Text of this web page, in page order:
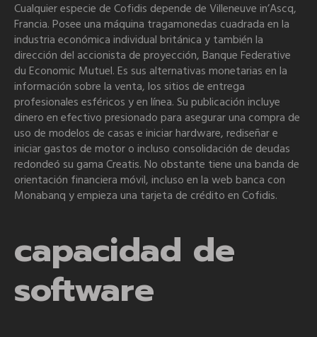
Cualquier especie de Cofidis depende de Villeneuve in’Ascq,
Francia. Posee una máquina tragamonedas cuadrada en la
industria económica individual británica y también la
dirección del accionista de proyección, Banque Federative
du Economic Mutuel. Es sus alternativas monetarias en la
información sobre la venta, los sitios de entrega
profesionales esféricos y en línea. Su publicación incluye
dinero en efectivo presionado para asegurar una compra de
uso de modelos de casas e iniciar hardware, rediseñar e
iniciar gastos de motor o incluso consolidación de deudas
redondeó su gama Creatis. No obstante tiene una banda de
orientación financiera móvil, incluso en la web banca con
Monabanq y empieza una tarjeta de crédito en Cofidis.
capacidad de
software